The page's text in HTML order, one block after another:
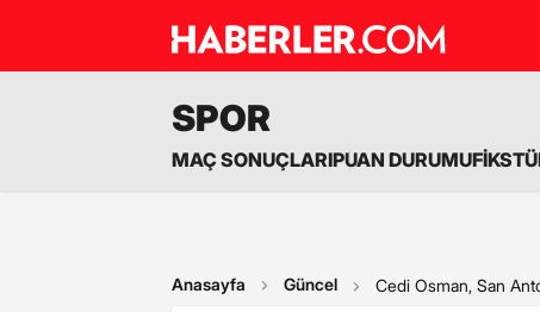
SPOR
MAÇ SONUÇLARIPUAN DURUMU
Anasayfa Güncel Cedi Osman, San